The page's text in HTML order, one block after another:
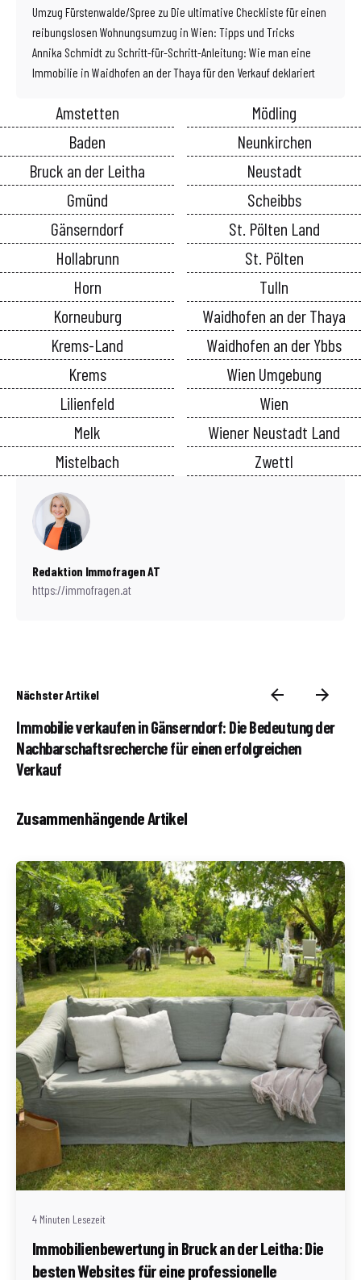
Umzug Fürstenwalde/Spree zu Die ultimative Checkliste für einen
reibungslosen Wohnungsumzug in Wien: Tipps und Tricks
Annika Schmidt zu Schritt-für-Schritt-Anleitung: Wie man eine
Immobilie in Waidhofen an der Thaya für den Verkauf deklariert
Amstetten
Baden
Bruck an der Leitha
Gmünd
Gänserndorf
Hollabrunn
Horn
Korneuburg
Krems-Land
Krems
Lilienfeld
Melk
Mistelbach
Mödling
Neunkirchen
Neustadt
Scheibbs
St. Pölten Land
St. Pölten
Tulln
Waidhofen an der Thaya
Waidhofen an der Ybbs
Wien Umgebung
Wien
Wiener Neustadt Land
Zwettl
Redaktion Immofragen AT
https://immofragen.at
Nächster Artikel
Immobilie verkaufen in Gänserndorf: Die Bedeutung der
Nachbarschaftsrecherche für einen erfolgreichen
Verkauf
Zusammenhängende Artikel
Geschrieben von
Redaktion Immofragen AT
4 Minuten Lesezeit
Immobilienbewertung in Bruck an der Leitha: Die
besten Websites für eine professionelle